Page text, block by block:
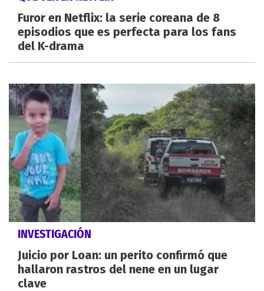
Furor en Netflix: la serie coreana de 8
episodios que es perfecta para los fans
del K-drama
INVESTIGACIÓN
Juicio por Loan: un perito confirmó que
hallaron rastros del nene en un lugar
clave